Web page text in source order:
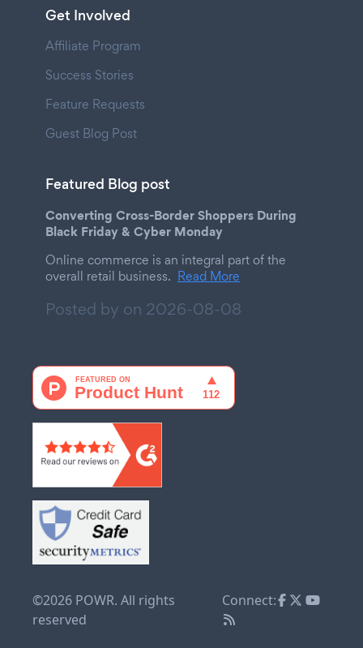
Get Involved
Affiliate Program
Success Stories
Feature Requests
Guest Blog Post
Featured Blog post
Converting Cross-Border Shoppers During
Black Friday & Cyber Monday
Online commerce is an integral part of the
overall retail business. Read More
Posted by on 2026-08-08
©2026 POWR. All rights
reserved
Connect: